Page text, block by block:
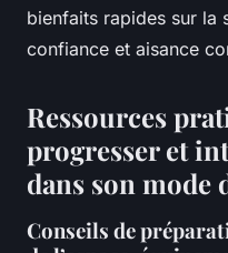
bienfaits rapides sur la
confiance et aisance
Ressources
progresser et
dans son mode
Conseils de